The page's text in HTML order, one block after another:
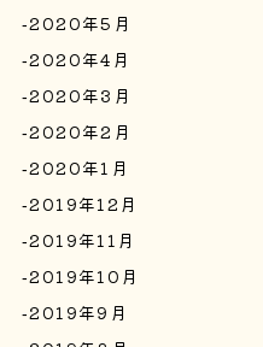
2020年5月
2020年4月
2020年3月
2020年2月
2020年1月
2019年12月
2019年11月
2019年10月
2019年9月